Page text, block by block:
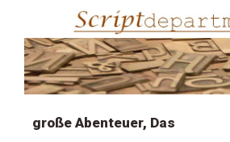
große Abenteuer, Das